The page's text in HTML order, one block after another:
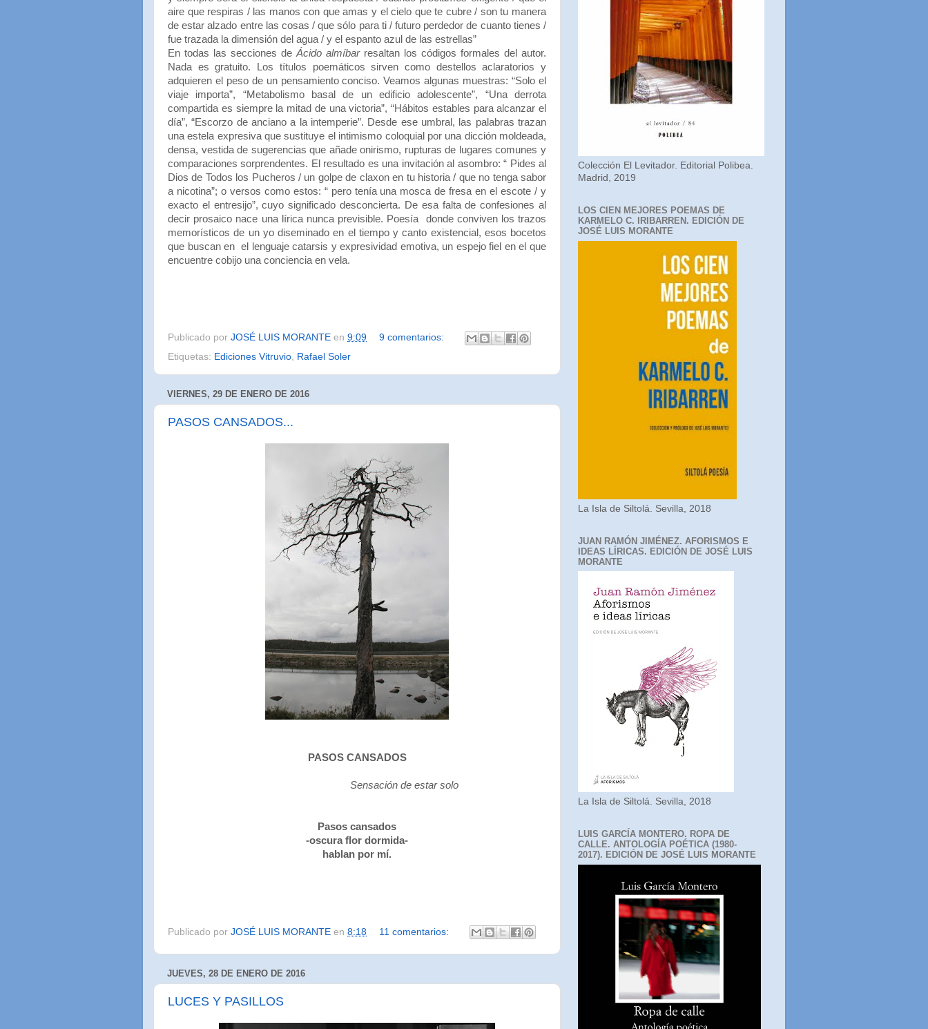
aire que respiras / las manos con que amas y el cielo que te cubre / son tu manera
de estar alzado entre las cosas / que sólo para ti / futuro perdedor de cuanto tienes /
fue trazada la dimensión del agua / y el espanto azul de las estrellas”
En todas las secciones de Ácido almíbar resaltan los códigos formales del autor.
Nada es gratuito. Los títulos poemáticos sirven como destellos aclaratorios y
adquieren el peso de un pensamiento conciso. Veamos algunas muestras: “Solo el
viaje importa”, “Metabolismo basal de un edificio adolescente”, “Una derrota
compartida es siempre la mitad de una victoria”, “Hábitos estables para alcanzar el
día”, “Escorzo de anciano a la intemperie”. Desde ese umbral, las palabras trazan
una estela expresiva que sustituye el intimismo coloquial por una dicción moldeada,
densa, vestida de sugerencias que añade onirismo, rupturas de lugares comunes y
comparaciones sorprendentes. El resultado es una invitación al asombro: “ Pides al
Dios de Todos los Pucheros / un golpe de claxon en tu historia / que no tenga sabor
a nicotina”; o versos como estos: “ pero tenía una mosca de fresa en el escote / y
exacto el entresijo”, cuyo significado desconcierta. De esa falta de confesiones al
decir prosaico nace una lírica nunca previsible. Poesía donde conviven los trazos
memorísticos de un yo diseminado en el tiempo y canto existencial, esos bocetos
que buscan en el lenguaje catarsis y expresividad emotiva, un espejo fiel en el que
encuentre cobijo una conciencia en vela.
Publicado por JOSÉ LUIS MORANTE en 9:09
9 comentarios:
Etiquetas: Ediciones Vitruvio, Rafael Soler
VIERNES, 29 DE ENERO DE 2016
PASOS CANSADOS...
PASOS CANSADOS
Sensación de estar solo
Pasos cansados
-oscura flor dormida-
hablan por mí.
Publicado por JOSÉ LUIS MORANTE en 8:18 11 comentarios:
JUEVES, 28 DE ENERO DE 2016
LUCES Y PASILLOS
Colección El Levitador. Editorial Polibea.
Madrid, 2019
LOS CIEN MEJORES POEMAS DE
KARMELO C. IRIBARREN. EDICIÓN DE
JOSÉ LUIS MORANTE
La Isla de Siltolá. Sevilla, 2018
JUAN RAMÓN JIMÉNEZ. AFORISMOS E
IDEAS LÍRICAS. EDICIÓN DE JOSÉ LUIS
MORANTE
La Isla de Siltolá. Sevilla, 2018
LUIS GARCÍA MONTERO. ROPA DE
CALLE. ANTOLOGÍA POÉTICA (1980-
2017). EDICIÓN DE JOSÉ LUIS MORANTE